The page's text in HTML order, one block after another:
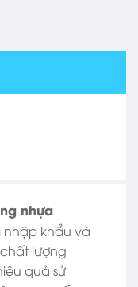
nhựa
khẩu và
lượng
quả sử